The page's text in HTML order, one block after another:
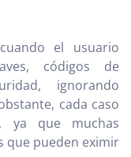
el usuario
códigos de
ignorando
cada caso
ya que muchas
que pueden eximir